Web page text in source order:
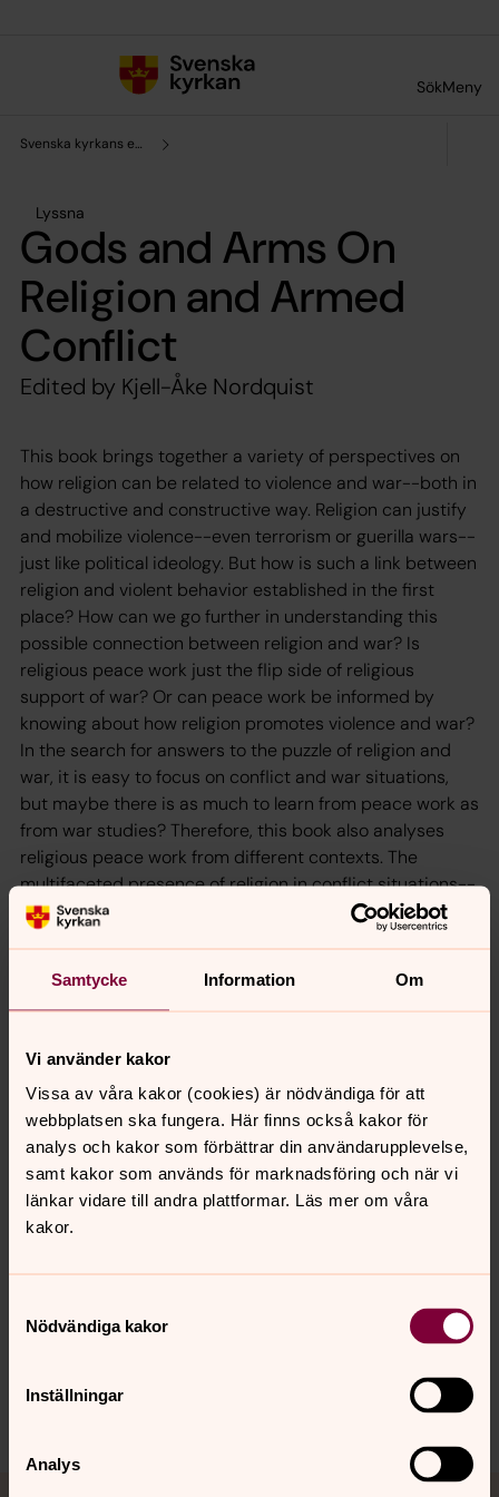
Samtycke Information Om
Vi använder kakor
Vissa av våra kakor (cookies) är nödvändiga för att
webbplatsen ska fungera. Här finns också kakor för
analys och kakor som förbättrar din användarupplevelse,
samt kakor som används för marknadsföring och när vi
länkar vidare till andra plattformar. Läs mer om våra
kakor.
Nödvändiga kakor
Inställningar
Analys
SökMeny
Svenska kyrkans enhet för forskning och analys
Lyssna
Gods and Arms On
Religion and Armed
Conflict
Edited by Kjell-Åke Nordquist
This book brings together a variety of perspectives on
how religion can be related to violence and war--both in
a destructive and constructive way. Religion can justify
and mobilize violence--even terrorism or guerilla wars--
just like political ideology. But how is such a link between
religion and violent behavior established in the first
place? How can we go further in understanding this
possible connection between religion and war? Is
religious peace work just the flip side of religious
support of war? Or can peace work be informed by
knowing about how religion promotes violence and war?
In the search for answers to the puzzle of religion and
war, it is easy to focus on conflict and war situations,
but maybe there is as much to learn from peace work as
from war studies? Therefore, this book also analyses
religious peace work from different contexts. The
multifaceted presence of religion in conflict situations--
whether justifying violence or promoting peace--is
illustrated in this book using a variety of situations, in an
social connections: religion and armed conflict.
Contributors: R. Scott Appleby, Goran Gunner, Mariyahl
Nordquist, Jehan Perera, Jennifer Schirmer, Nari
Senanayake, and Maria Smaberg.
Nordquist, Kjell-Åke (red.), Gods and Arms: On Religion
and Armed Conflict
, Pickwick Publications, Eugene,
Oregon, 2013. ISBN: 1620321904.
Order the title here.
Dela